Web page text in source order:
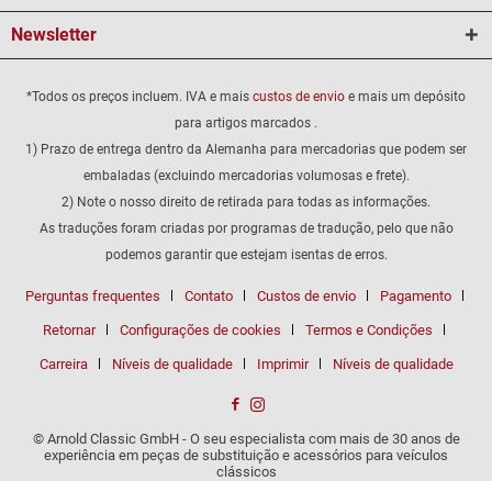
Newsletter
*Todos os preços incluem. IVA e mais custos de envio e mais um depósito
para artigos marcados .
1) Prazo de entrega dentro da Alemanha para mercadorias que podem ser
embaladas (excluindo mercadorias volumosas e frete).
2) Note o nosso direito de retirada para todas as informações.
As traduções foram criadas por programas de tradução, pelo que não
podemos garantir que estejam isentas de erros.
Perguntas frequentes Contato Custos de envio Pagamento
Retornar Configurações de cookies Termos e Condições
Carreira Níveis de qualidade Imprimir Níveis de qualidade
© Arnold Classic GmbH - O seu especialista com mais de 30 anos de
experiência em peças de substituição e acessórios para veículos
clássicos